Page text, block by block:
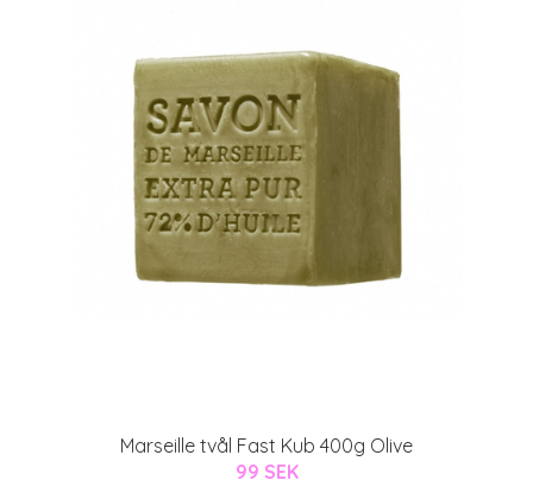
Marseille tvål Fast Kub 400g Olive
99 SEK